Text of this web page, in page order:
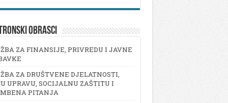
OBRASCI
ZA FINANSIJE, PRIVREDU I JAVNE
ZA DRUŠTVENE DJELATNOSTI,
UPRAVU, SOCIJALNU ZAŠTITU I
PITANJA